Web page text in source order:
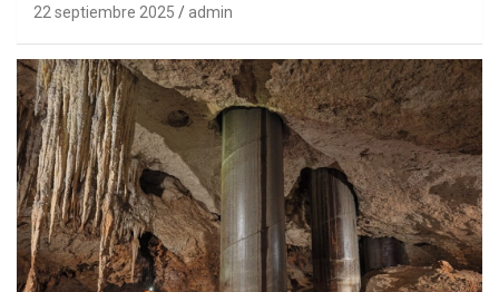
22 septiembre 2025 admin